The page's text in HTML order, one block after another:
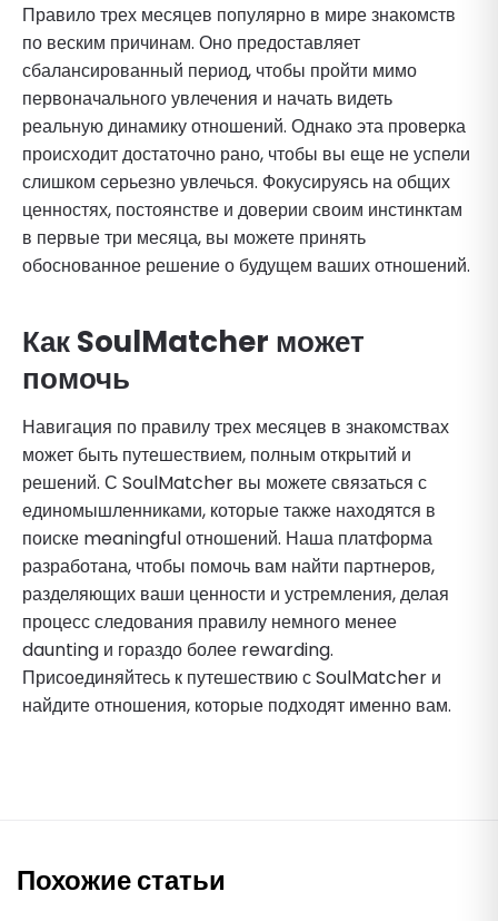
Правило трех месяцев популярно в мире знакомств
по веским причинам. Оно предоставляет
сбалансированный период, чтобы пройти мимо
первоначального увлечения и начать видеть
реальную динамику отношений. Однако эта проверка
происходит достаточно рано, чтобы вы еще не успели
слишком серьезно увлечься. Фокусируясь на общих
ценностях, постоянстве и доверии своим инстинктам
в первые три месяца, вы можете принять
обоснованное решение о будущем ваших отношений.
Как SoulMatcher может
помочь
Навигация по правилу трех месяцев в знакомствах
может быть путешествием, полным открытий и
решений. С SoulMatcher вы можете связаться с
единомышленниками, которые также находятся в
поиске meaningful отношений. Наша платформа
разработана, чтобы помочь вам найти партнеров,
разделяющих ваши ценности и устремления, делая
процесс следования правилу немного менее
daunting и гораздо более rewarding.
Присоединяйтесь к путешествию с SoulMatcher и
найдите отношения, которые подходят именно вам.
Похожие статьи